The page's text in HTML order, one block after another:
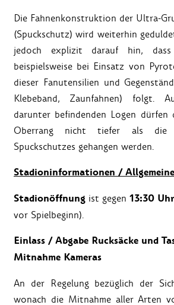
Die Fahnenkonstruktion der Ultra-
(Spuckschutz) wird weiterhin
jedoch explizit darauf hin, dass
beispielsweise bei Einsatz von
dieser Fanutensilien und
Klebeband, Zaunfahnen) folgt.
darunter befindenden Logen dürfen
Oberrang nicht tiefer als die
Spuckschutzes gehangen werden.
Stadioninformationen /
Stadionöffnung ist gegen 13:30 Uhr
vor Spielbeginn).
Einlass / Abgabe Rucksäcke und
Mitnahme Kameras
An der Regelung bezüglich der
wonach die Mitnahme aller Arten